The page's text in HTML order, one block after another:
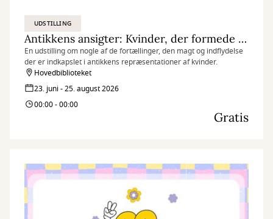
UDSTILLING
Antikkens ansigter: Kvinder, der formede deres verden
En udstilling om nogle af de fortællinger, den magt og indflydelse
der er indkapslet i antikkens repræsentationer af kvinder.
Hovedbiblioteket
23. juni - 25. august 2026
00:00 - 00:00
Gratis